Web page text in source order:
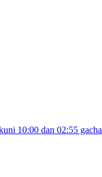
10:00 dan 02:55 gacha